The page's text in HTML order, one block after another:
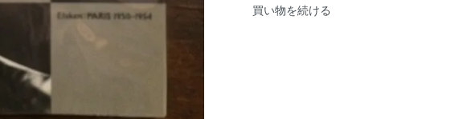
買い物を続ける